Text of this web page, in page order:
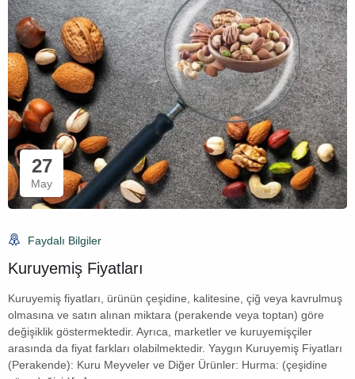
27
May
Faydalı Bilgiler
Kuruyemiş Fiyatları
Kuruyemiş fiyatları, ürünün çeşidine, kalitesine, çiğ veya kavrulmuş
olmasına ve satın alınan miktara (perakende veya toptan) göre
değişiklik göstermektedir. Ayrıca, marketler ve kuruyemişçiler
arasında da fiyat farkları olabilmektedir. Yaygın Kuruyemiş Fiyatları
(Perakende): Kuru Meyveler ve Diğer Ürünler: Hurma: (çeşidine